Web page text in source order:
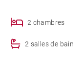
2 chambres
2 salles de bain